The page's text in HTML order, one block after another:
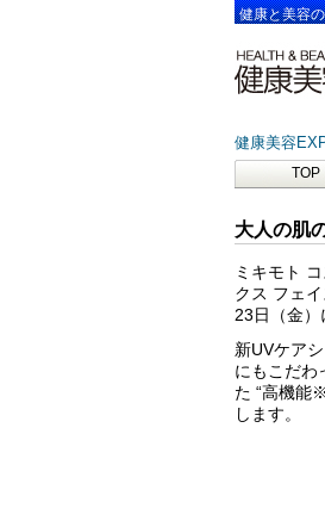
健康と美容
健康美容
TOP
大人の肌
ミキモト
クス フェ
23日（金）
新UVケア
にもこだわ
た “高機能
します。